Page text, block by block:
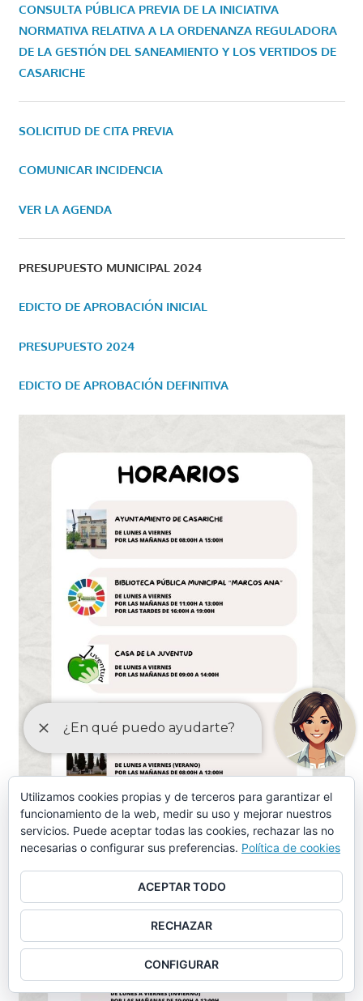
CONSULTA PÚBLICA PREVIA DE LA INICIATIVA
NORMATIVA RELATIVA A LA ORDENANZA REGULADORA
DE LA GESTIÓN DEL SANEAMIENTO Y LOS VERTIDOS DE
CASARICHE
SOLICITUD DE CITA PREVIA
COMUNICAR INCIDENCIA
VER LA AGENDA
PRESUPUESTO MUNICIPAL 2024
EDICTO DE APROBACIÓN INICIAL
PRESUPUESTO 2024
EDICTO DE APROBACIÓN DEFINITIVA
Utilizamos cookies propias y de terceros para garantizar el
funcionamiento de la web, medir su uso y mejorar nuestros
servicios. Puede aceptar todas las cookies, rechazar las no
necesarias o configurar sus preferencias. Política de cookies
ACEPTAR TODO
RECHAZAR
CONFIGURAR